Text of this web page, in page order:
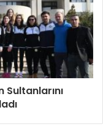
Sultanlarını